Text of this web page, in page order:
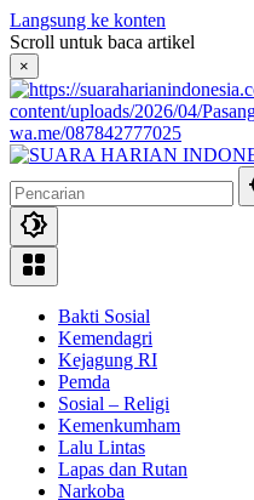
Langsung ke konten
Scroll untuk baca artikel
×
wa.me/087842777025
Bakti Sosial
Kemendagri
Kejagung RI
Pemda
Sosial – Religi
Kemenkumham
Lalu Lintas
Lapas dan Rutan
Narkoba